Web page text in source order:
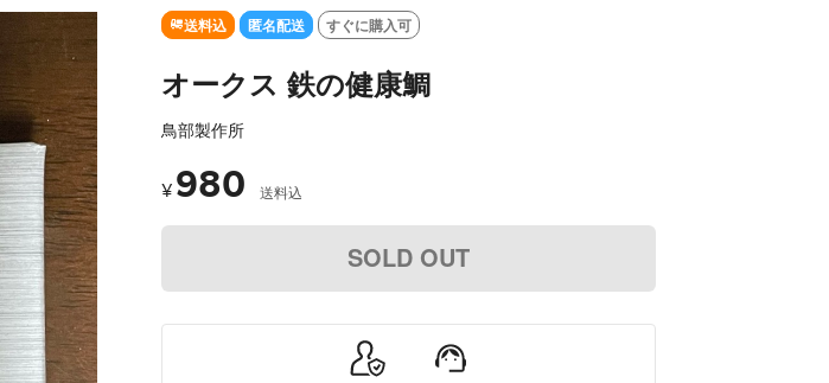
送料込 匿名配送 すぐに購入可
オークス 鉄の健康鯛
鳥部製作所
¥ 980 送料込
SOLD OUT